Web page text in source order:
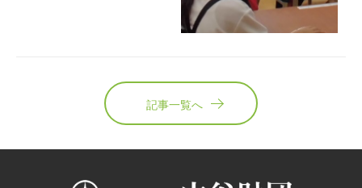
記事一覧へ